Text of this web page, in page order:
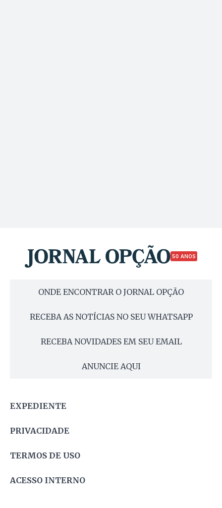
50 ANOS
ONDE ENCONTRAR O JORNAL OPÇÃO
RECEBA AS NOTÍCIAS NO SEU WHATSAPP
RECEBA NOVIDADES EM SEU EMAIL
ANUNCIE AQUI
EXPEDIENTE
PRIVACIDADE
TERMOS DE USO
ACESSO INTERNO